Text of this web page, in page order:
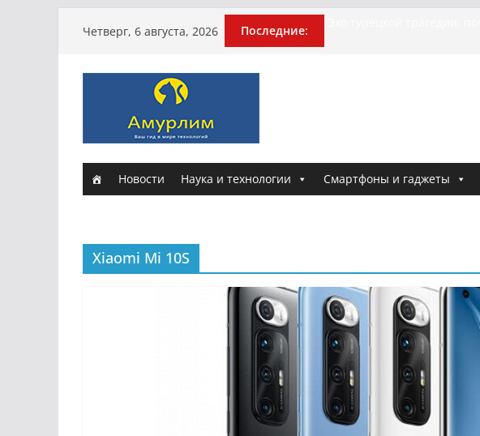
Четверг, 6 августа, 2026 Последние:
Новости Наука и технологии Смартфоны и гаджеты
Xiaomi Mi 10S